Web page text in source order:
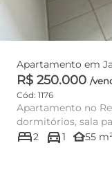
Apartamento em
R$ 250.000 /
Cód: 1176
Apartamento no
dormitórios, sala
cozinha
bed2 directions_car1 other_houses55